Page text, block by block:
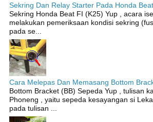
Sekring Dan Relay Starter Pada Honda
Sekring Honda Beat FI (K25) Yup , acara
melakukan pemeriksaan kondisi sekring
pada se...
Cara Melepas Dan Memasang Bottom
Bottom Bracket (BB) Sepeda Yup , tulisan
Phoneng , yaitu sepeda kesayangan si
pada tulisan ...